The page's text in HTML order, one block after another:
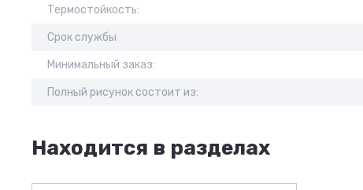
Термостойкость:
Срок службы
Минимальный заказ:
Полный рисунок состоит из:
Находится в разделах